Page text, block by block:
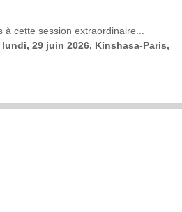
cette session extraordinaire...
29 juin 2026, Kinshasa-Paris,